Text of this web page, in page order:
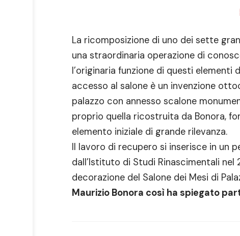
La ricomposizione di uno dei sette
una straordinaria operazione di
l’originaria funzione di questi
accesso al salone è un invenzione
palazzo con annesso scalone
proprio quella ricostruita da Bonora,
elemento iniziale di grande rilevanza.
Il lavoro di recupero si inserisce in un
dall’Istituto di Studi Rinascimentali
decorazione del Salone dei Mesi di
Maurizio Bonora così ha spiegato